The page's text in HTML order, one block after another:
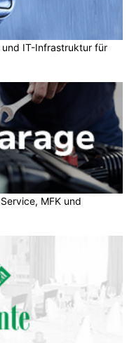
IT-Infrastruktur für
MFK und